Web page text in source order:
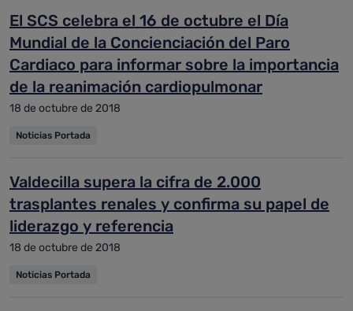
El SCS celebra el 16 de octubre el Día
Mundial de la Concienciación del Paro
Cardiaco para informar sobre la importancia
de la reanimación cardiopulmonar
18 de octubre de 2018
Noticias Portada
Valdecilla supera la cifra de 2.000
trasplantes renales y confirma su papel de
liderazgo y referencia
18 de octubre de 2018
Noticias Portada